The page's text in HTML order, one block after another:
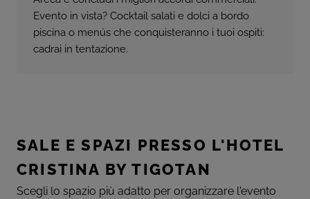
Evento in vista? Cocktail salati e dolci a bordo
piscina o menús che conquisteranno i tuoi ospiti:
cadrai in tentazione.
SALE E SPAZI PRESSO L'HOTEL
CRISTINA BY TIGOTAN
Scegli lo spazio più adatto per organizzare l'evento